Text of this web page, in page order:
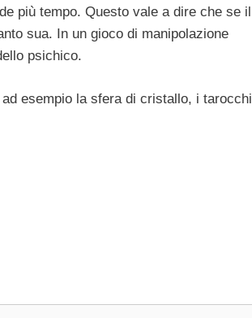
più tempo. Questo vale a dire che se il
sua. In un gioco di manipolazione
psichico.
esempio la sfera di cristallo, i tarocchi